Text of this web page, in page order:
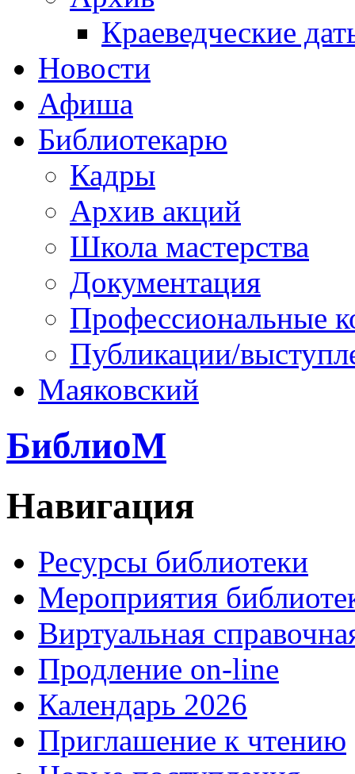
Краеведческие
Новости
Афиша
Библиотекарю
Кадры
Архив акций
Школа мастерства
Документация
Профессиональные
Публикации/
Маяковский
БиблиоМ
Навигация
Ресурсы библиотеки
Мероприятия
Виртуальная
Продление on-line
Календарь 2026
Приглашение к чтению